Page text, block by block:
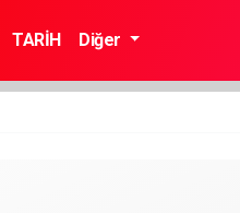
TARİH Diğer